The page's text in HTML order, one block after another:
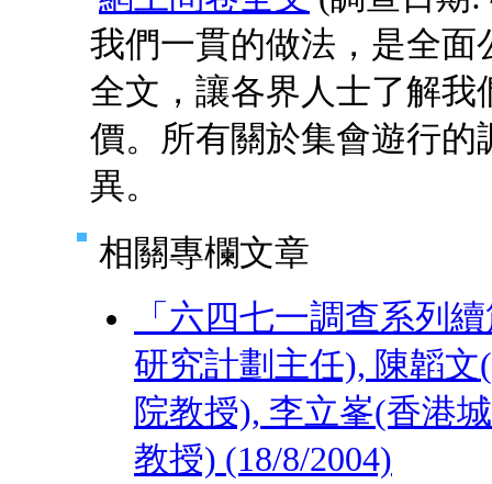
我們一貫的做法，是全
全文，讓各界人士了解
價。所有關於集會遊行
異。
相關專欄文章
「六四七一調查系列
研究計劃主任), 陳韜
院教授), 李立峯(香港
教授) (18/8/2004)